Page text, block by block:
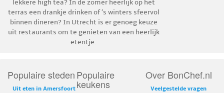
lekkere high tea? In de zomer heerlijk op het
terras een drankje drinken of ’s winters sfeervol
binnen dineren? In Utrecht is er genoeg keuze
uit restaurants om te genieten van een heerlijk
etentje.
Populaire steden
Uit eten in Amersfoort
Populaire
keukens
Over BonChef.nl
Veelgestelde vragen